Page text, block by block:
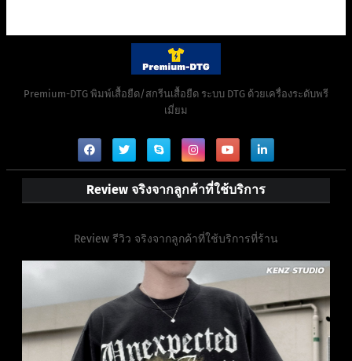
Premium-DTG พิมพ์เสื้อยืด/สกรีนเสื้อยืด ระบบ DTG ด้วยเครื่องระดับพรี
เมี่ยม
Review จริงจากลูกค้าที่ใช้บริการ
Review รีวิว จริงจากลูกค้าที่ใช้บริการที่ร้าน